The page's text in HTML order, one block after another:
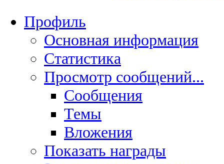
Профиль
Основная информация
Статистика
Просмотр сообщений...
Сообщения
Темы
Вложения
Показать награды